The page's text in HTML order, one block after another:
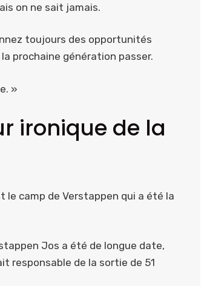
on ne sait jamais.
toujours des opportunités
prochaine génération passer.
»
ironique de la
le camp de Verstappen qui a été la
Jos a été de longue date,
responsable de la sortie de 51